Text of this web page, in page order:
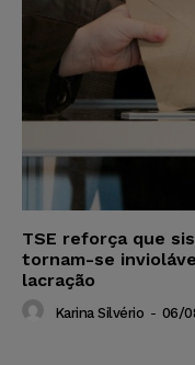
TSE reforça que
tornam-se
lacração
Karina Silvério - 06/